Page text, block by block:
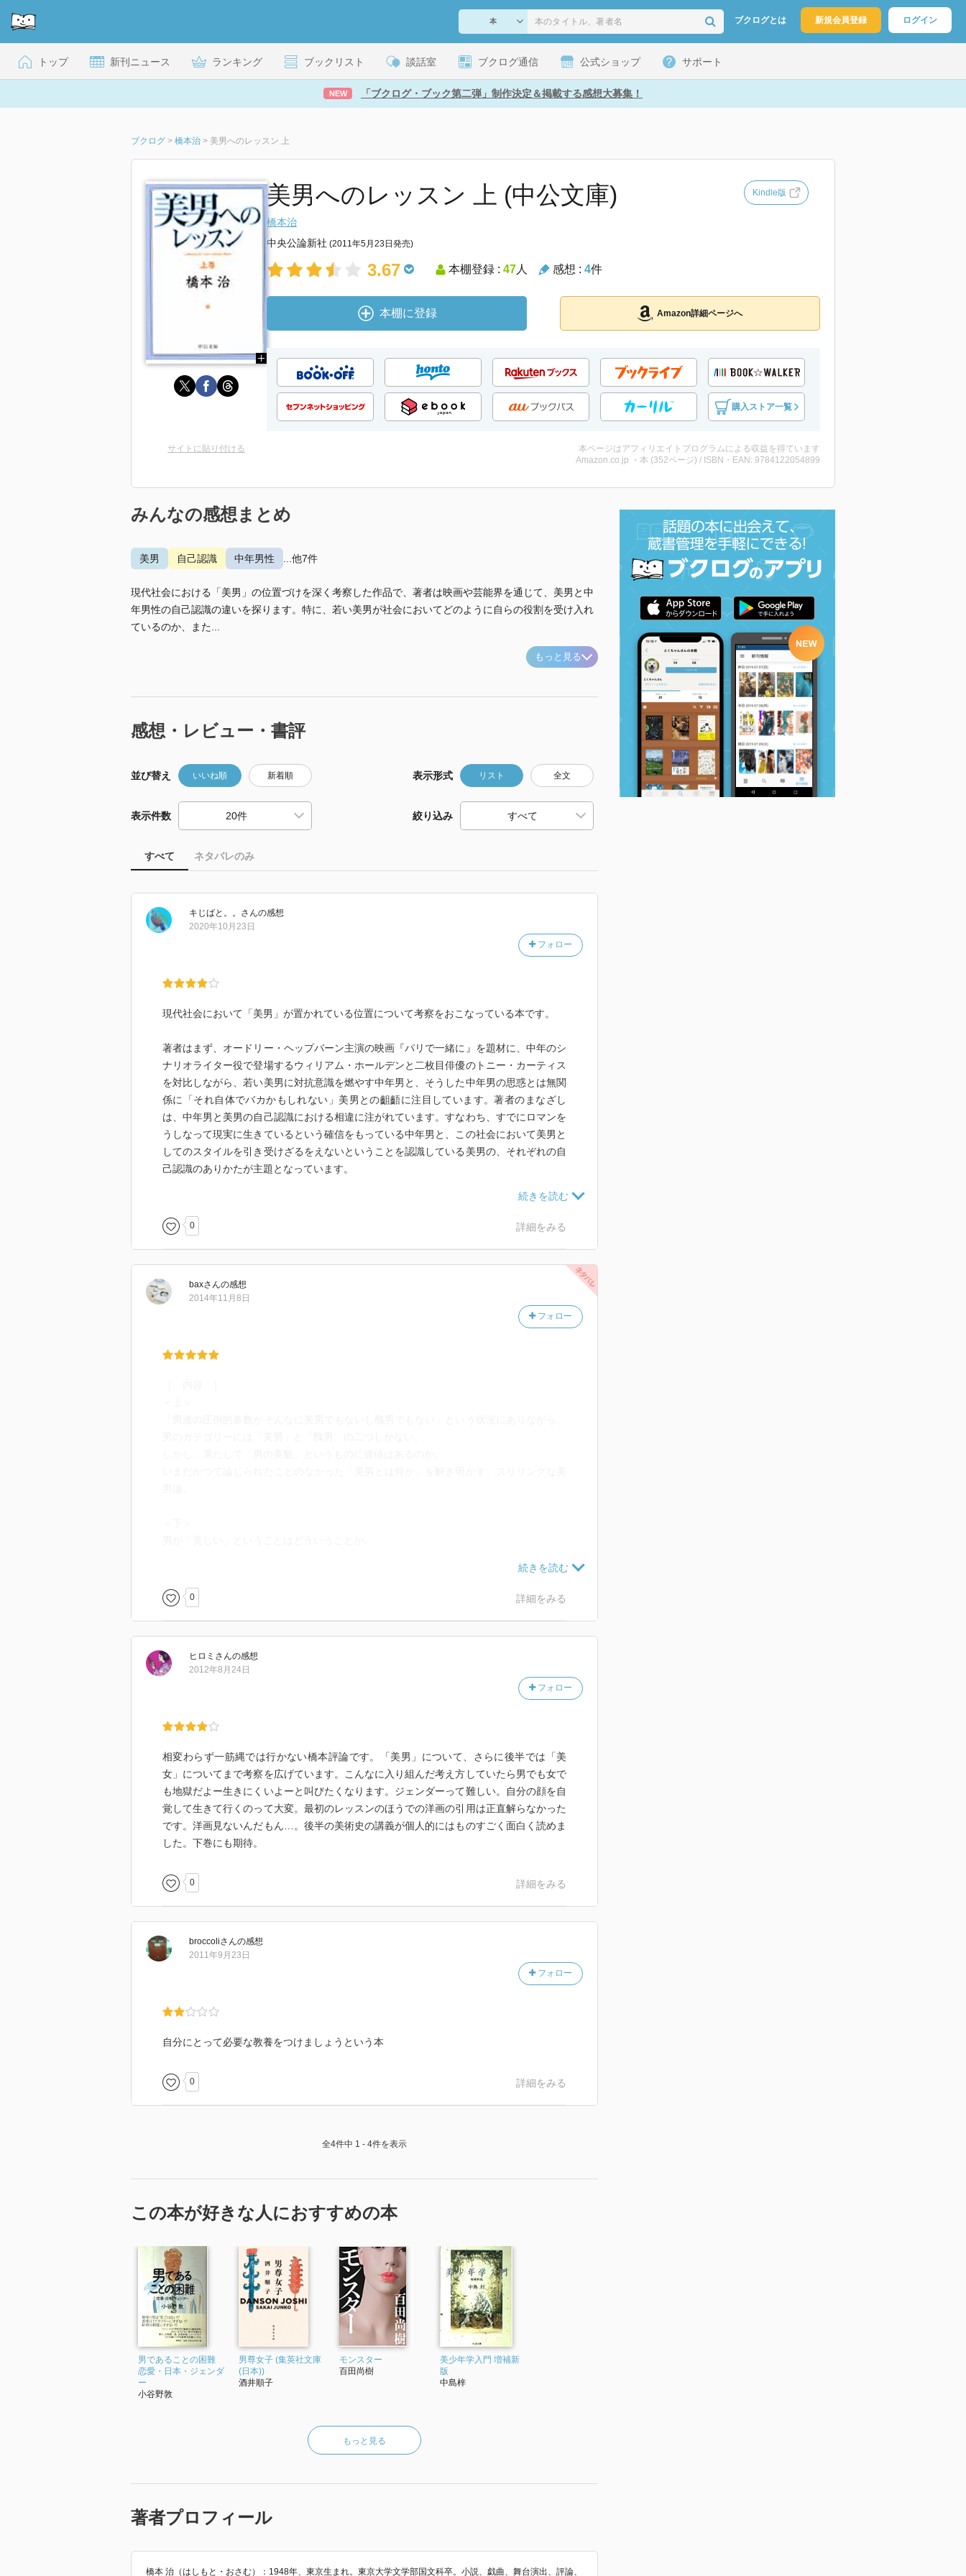
ブクログとは 新規会員登録 ログイン
トップ 新刊ニュース ランキング ブックリスト 談話室 ブクログ通信 公式ショップ サポート
NEW 「ブクログ・ブック第二弾」制作決定＆掲載する感想大募集！
ブクログ > 橋本治 > 美男へのレッスン 上
美男へのレッスン 上 (中公文庫) Kindle版
橋本治
中央公論新社 (2011年5月23日発売)
3.67 本棚登録 : 47人 感想 : 4件
本棚に登録 Amazon詳細ページへ
購入ストア一覧
サイトに貼り付ける
本ページはアフィリエイトプログラムによる収益を得ています
Amazon.co.jp ・本 (352ページ) / ISBN・EAN: 9784122054899
みんなの感想まとめ
美男 自己認識 中年男性 ...他7件
現代社会における「美男」の位置づけを深く考察した作品で、著者は映画や芸能界を通じて、美男と中
年男性の自己認識の違いを探ります。特に、若い美男が社会においてどのように自らの役割を受け入れ
ているのか、また...
もっと見る
感想・レビュー・書評
並び替え いいね順 新着順 表示形式 リスト 全文
表示件数 絞り込み
すべて ネタバレのみ
キじばと。。 さんの感想
フォロー
2020年10月23日
現代社会において「美男」が置かれている位置について考察をおこなっている本です。
著者はまず、オードリー・ヘップバーン主演の映画『パリで一緒に』を題材に、中年のシ
ナリオライター役で登場するウィリアム・ホールデンと二枚目俳優のトニー・カーティス
を対比しながら、若い美男に対抗意識を燃やす中年男と、そうした中年男の思惑とは無関
係に「それ自体でバカかもしれない」美男との齟齬に注目しています。著者のまなざし
は、中年男と美男の自己認識における相違に注がれています。すなわち、すでにロマンを
うしなって現実に生きているという確信をもっている中年男と、この社会において美男と
してのスタイルを引き受けざるをえないということを認識している美男の、それぞれの自
己認識のありかたが主題となっています。
こうした自己認識における対比は、その後変奏されつつ追求されていきます。たとえば著
者は、美男の悩みは「せっかくここまで自分は現実に適応してしまっているのに、どうし
て現実は自分を受け入れてくれないのだろう」ということに尽きるといい、美男じゃない
他者と出会ったところから、具体的な関係のなかで悩みをいだくのに対して、美男でない
男は、観念のなかで他者との出会いを思いえがいて、どのようにすればそこに到達するこ
著者にはすでに『蓮と刀―どうして男は“男”をこわがるのか？』（河出文庫）という男性
0 詳細をみる
baxさんの感想
フォロー
2014年11月8日
体例から美男について考察しつつ、「近代」という時代を考えるスリリングな美男論。
［ 目次 ］
うものは―あるいは、ウィリアム・ホールデンもいいやつだ；若いということ―あるい
は、若さに関する残酷なジョーク；美男というもの―あるいは、美男はやっぱりバカかも
るいは、「難しいことが嫌いな人はこの章を飛ばしなさい」；明快ブオトコ講座―あるい
第３学期 一般教養（美女の論―あるいは、整形美女はどのように幸福か；美男のための
美術史―あるいは、「男のように美しいオバサン」の存在しない昔）
＜下＞
第３学期 演習Ａ（アラン・ドロンの肖像―あるいは、物語を生きてしまった男；美男と
第４学期 一般教養（タフガイのいる歴史―あるいは、石原裕次郎は足が長かった；美男
能））
第４学期 演習Ｂ（少年の論への門口―あるいは、マイケル・ジャクソンの混乱；少年の
論―あるいは、架空のマイケル・ジャクソンの物語 ほか）
最終学期 社会研修（少年は空が飛べる―あるいは、少年は少年でいいじゃないか；ある
数奇な中年の物語―あるいは、橋本治と大沢健は『明星』の同級生だった ほか）
［ 結論 ］
［ 読了した日 ］
0 詳細をみる
ヒロミ さんの感想
フォロー
2012年8月24日
相変わらず一筋縄では行かない橋本評論です。「美男」について、さらに後半では「美
女」についてまで考察を広げています。こんなに入り組んだ考え方していたら男でも女で
も地獄だよー生きにくいよーと叫びたくなります。ジェンダーって難しい。自分の顔を自
覚して生きて行くのって大変。最初のレッスンのほうでの洋画の引用は正直解らなかった
です。洋画見ないんだもん…。後半の美術史の講義が個人的にはものすごく面白く読めま
した。下巻にも期待。
0 詳細をみる
broccoliさんの感想
フォロー
2011年9月23日
自分にとって必要な教養をつけましょうという本
0 詳細をみる
全4件中 1 - 4件を表示
この本が好きな人におすすめの本
男であることの困難
恋愛・日本・ジェンダ
ー
小谷野敦
男尊女子 (集英社文庫
(日本))
酒井順子
モンスター
百田尚樹
美少年学入門 増補新
版
中島梓
もっと見る
著者プロフィール
橋本 治（はしもと・おさむ）：1948年、東京生まれ。東京大学文学部国文科卒。小説、戯曲、舞台演出、評論、